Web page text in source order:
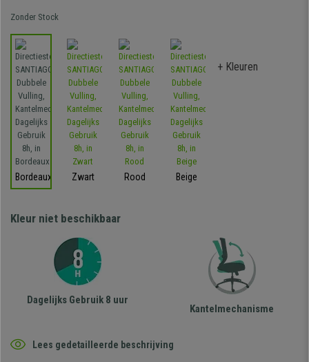
Zonder Stock
Bordeaux Zwart Rood Beige
+ Kleuren
Kleur niet beschikbaar
Dagelijks Gebruik 8 uur
Kantelmechanisme
Lees gedetailleerde beschrijving